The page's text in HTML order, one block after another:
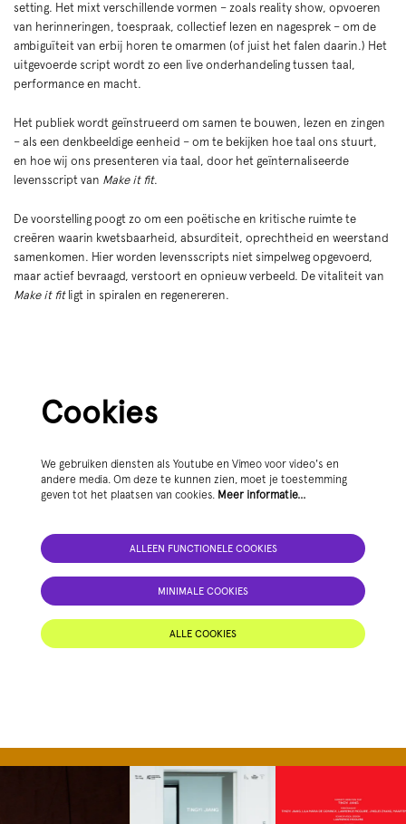
setting. Het mixt verschillende vormen – zoals reality show, opvoeren
van herinneringen, toespraak, collectief lezen en nagesprek – om de
ambiguïteit van erbij horen te omarmen (of juist het falen daarin.) Het
uitgevoerde script wordt zo een live onderhandeling tussen taal,
performance en macht.
Het publiek wordt geïnstrueerd om samen te bouwen, lezen en zingen
– als een denkbeeldige eenheid – om te bekijken hoe taal ons stuurt,
en hoe wij ons presenteren via taal, door het geïnternaliseerde
levensscript van Make it fit.
De voorstelling poogt zo om een poëtische en kritische ruimte te
creëren waarin kwetsbaarheid, absurditeit, oprechtheid en weerstand
samenkomen. Hier worden levensscripts niet simpelweg opgevoerd,
maar actief bevraagd, verstoort en opnieuw verbeeld. De vitaliteit van
Make it fitligt in spiralen en regenereren.
Cookies
We gebruiken diensten als Youtube en Vimeo voor video's en
andere media. Om deze te kunnen zien, moet je toestemming
geven tot het plaatsen van cookies. Meer informatie…
ALLEEN FUNCTIONELE COOKIES
MINIMALE COOKIES
ALLE COOKIES